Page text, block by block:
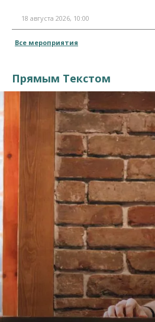
18 августа 2026, 10:00
Все мероприятия
Прямым Текстом